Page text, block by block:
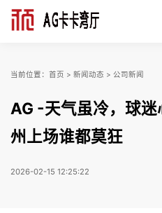
当前位置： 首页 > 新闻动态 > 公司新闻
AG -天气虽冷，球
州上场谁都莫狂
2026-02-15 12:25:22